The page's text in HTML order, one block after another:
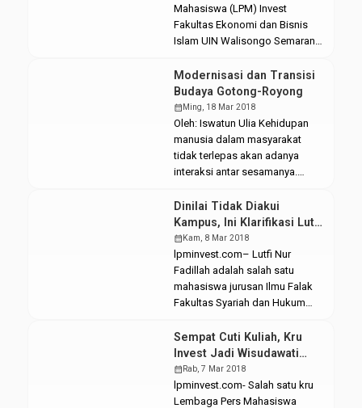
Allstay Hotel Semarang, dengan
dihadiri oleh para pejabat dan
alumni Febi. Minggu, (16/9).
Kalam Walisongo
menyampaikan bahwa kongres
alumni Febi merupakan pertama
[…]
Mahasiswa (LPM) Invest
Fakultas Ekonomi dan Bisnis
Islam UIN Walisongo Semarang
mengikuti kompetisi debat.
Pelaksanaan debat ini
merupakan serangkaian lomba
dalam acara Economic and
Islamic Bussiness Festival
(EIBfest) yang digelar oleh
Himpunan Mahasiswa Jurusan
STAIN Pamekasan, Madura.
Sebelum pelaksanaan
kompetisi debat berlangsung,
para […]
Modernisasi dan Transisi
Budaya Gotong-Royong
calendar_monthMing, 18 Mar 2018
Oleh: Iswatun Ulia Kehidupan
manusia dalam masyarakat
tidak terlepas akan adanya
interaksi antar sesamanya.
semakin modern turut
membawa perubahan pula
terhadap kebudayaan
Indonesia, salah satunya adalah
budaya gotong royong. Gotong
royong merupakan bentuk
solidaritas sebagai wujud
kesatuan terhadap sesama
masyarakat. Pada hakikatnya
bentuk solidaritas ini
merupakan bentuk dari rasa […]
Dinilai Tidak Diakui
Kampus, Ini Klarifikasi Lutfi
Mahasiswa Pemilik IPK
3,94
calendar_monthKam, 8 Mar 2018
lpminvest.com– Lutfi Nur
Fadillah adalah salah satu
mahasiswa jurusan Ilmu Falak
Fakultas Syariah dan Hukum
mengikuti prosesi wisuda ke-72.
Bertempat di auditorium 2
Kampus 3 UIN Walisongo
Semarang. Rabu, (7/03/2018).
Lutfi sapaan akrabnya, sempat
Sempat Cuti Kuliah, Kru
Invest Jadi Wisudawati
Terbaik
calendar_monthRab, 7 Mar 2018
lpminvest.com- Salah satu kru
Lembaga Pers Mahasiswa